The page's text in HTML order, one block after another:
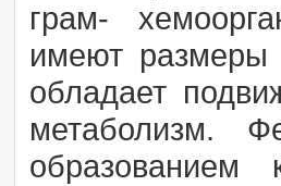
грам-
имеют
обладает
метаболизм.